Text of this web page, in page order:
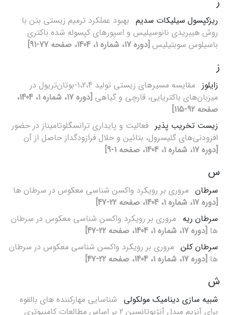
ریزکپسول سیلیکات سدیم بهبود عملکرد ترمیم زیستی بتن با
روش هیبریدی نانوسیلیس و اسپورهای کپسوله شده باکتری
باسیلوس سوبتیلیس [دوره 17، شماره 1، 1404، صفحه 77-91]
ز
زایلوز
مقایسه مسیرهای زیستی تولید 1،2،4-بوتان‌تریول در
میزبان‌های باکتریایی، قارچی و گیاهی
[دوره 17، شماره 1، 1404،
صفحه 92-115]
زیست تخریب پذیر فعالیت و پایداری ترانسگلوتامیناز در حضور
افزودنی‌های گلیسرول، بتائین و حلال فرازودگداز حاصل از آن
[دوره 17، شماره 1، 1404، صفحه 1-9]
س
سرطان مروری بر رویکرد واکسن شناسی معکوس در سرطان ها
[دوره 17، شماره 1، 1404، صفحه 22-47]
سرطان ریه مروری بر رویکرد واکسن شناسی معکوس در سرطان
ها [دوره 17، شماره 1، 1404، صفحه 22-47]
سرطان کلن مروری بر رویکرد واکسن شناسی معکوس در سرطان
ها [دوره 17، شماره 1، 1404، صفحه 22-47]
ش
شبیه سازی دینامیک مولکولی شناسایی مهارکننده های بالقوه
برای آنزیم مبدل آنژیوتانسین 2 بر اساس مطالعات کامپیوتری